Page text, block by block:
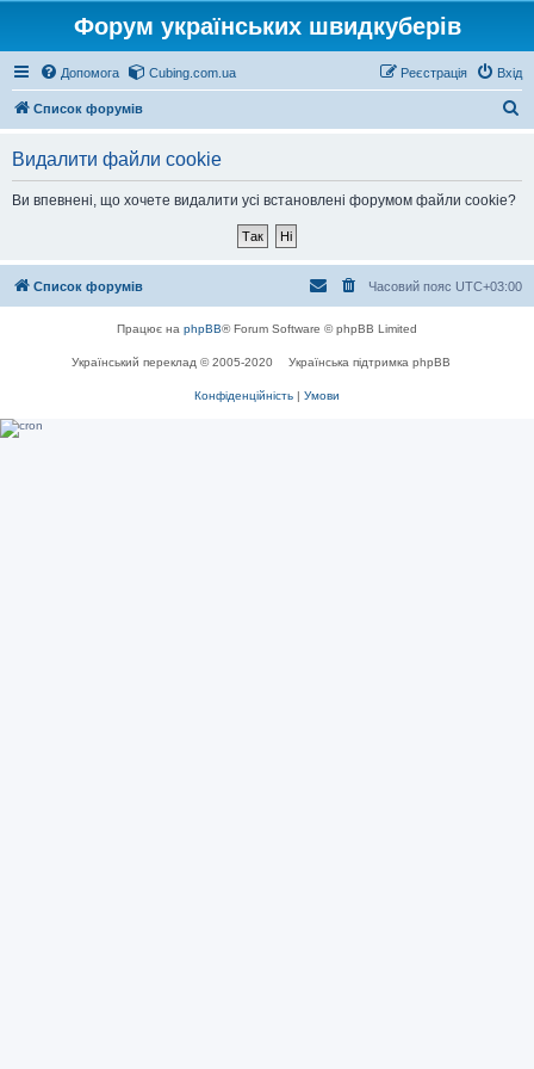
Форум українських швидкуберів
Допомога Cubing.com.ua Вхід
Реєстрація
Список форумів
Видалити файли cookie
Ви впевнені, що хочете видалити усі встановлені форумом файли cookie?
Список форумів Часовий пояс UTC+03:00
Працює на phpBB® Forum Software © phpBB Limited
Український переклад © 2005-2020 Українська підтримка phpBB
Конфіденційність | Умови